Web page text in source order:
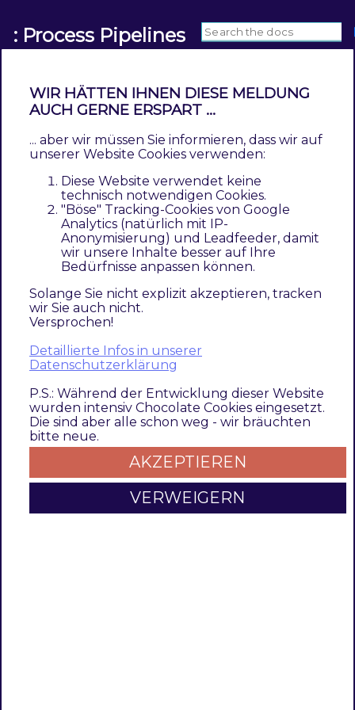
: Process Pipelines
A newer version of this documentation is
available:View the Latest Version
Example Configuration
Contents
Description
Example
Description
Creation and execution time of cleanup is
daily at 08:00 (GMT+2).
Allpipelinesolder than two days should be
closed and their contents compressed.
Allpipelinesolder than 180 days should be
deleted and also removed from the
Example
WIR HÄTTEN IHNEN DIESE MELDUNG
AUCH GERNE ERSPART ...
... aber wir müssen Sie informieren, dass wir auf
unserer Website Cookies verwenden:
Diese Website verwendet keine
technisch notwendigen Cookies.
"Böse" Tracking-Cookies von Google
Analytics (natürlich mit IP-
Anonymisierung) und Leadfeeder, damit
wir unsere Inhalte besser auf Ihre
Bedürfnisse anpassen können.
Solange Sie nicht explizit akzeptieren, tracken
wir Sie auch nicht.
Versprochen!
Detaillierte Infos in unserer
Datenschutzerklärung
P.S.: Während der Entwicklung dieser Website
wurden intensiv Chocolate Cookies eingesetzt.
Die sind aber alle schon weg - wir bräuchten
bitte neue.
AKZEPTIEREN
VERWEIGERN